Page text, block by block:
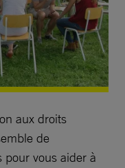
aux droits
de
pour vous aider à